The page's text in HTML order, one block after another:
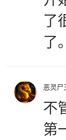
了
了
恶灵尸
不
第